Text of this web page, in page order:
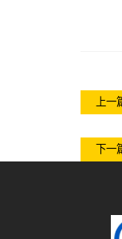
上一
下一